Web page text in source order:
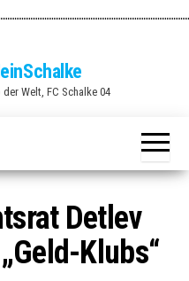
Welt, FC Schalke 04
Detlev
Klubs“